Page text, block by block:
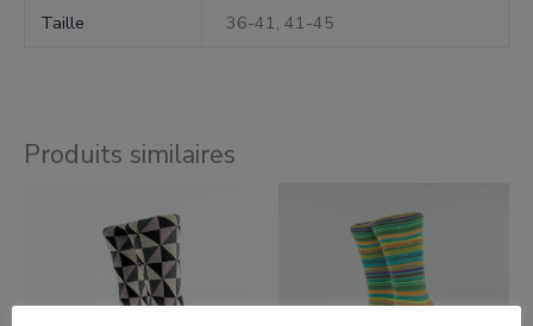
Taille 36-41, 41-45
Produits similaires
options
options